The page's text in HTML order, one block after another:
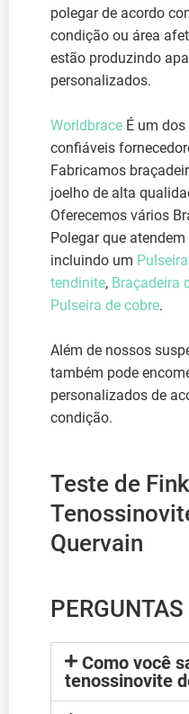
polegar de acordo
condição ou área
estão produzindo
personalizados.
Worldbrace É um
confiáveis
Fabricamos
joelho de alta
Oferecemos vários
Polegar que
incluindo um
tendinite, Braçadeira
Pulseira de cobre.
Além de nossos
também pode
personalizados de
condição.
Teste de
Quervain
Como você
tenossinovite